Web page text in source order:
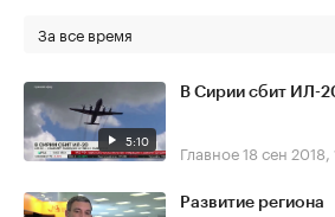
За все время
5:10
В Сирии сбит ИЛ-
Главное18 сен 2018,
Развитие региона